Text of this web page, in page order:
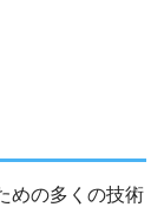
めの多くの技術